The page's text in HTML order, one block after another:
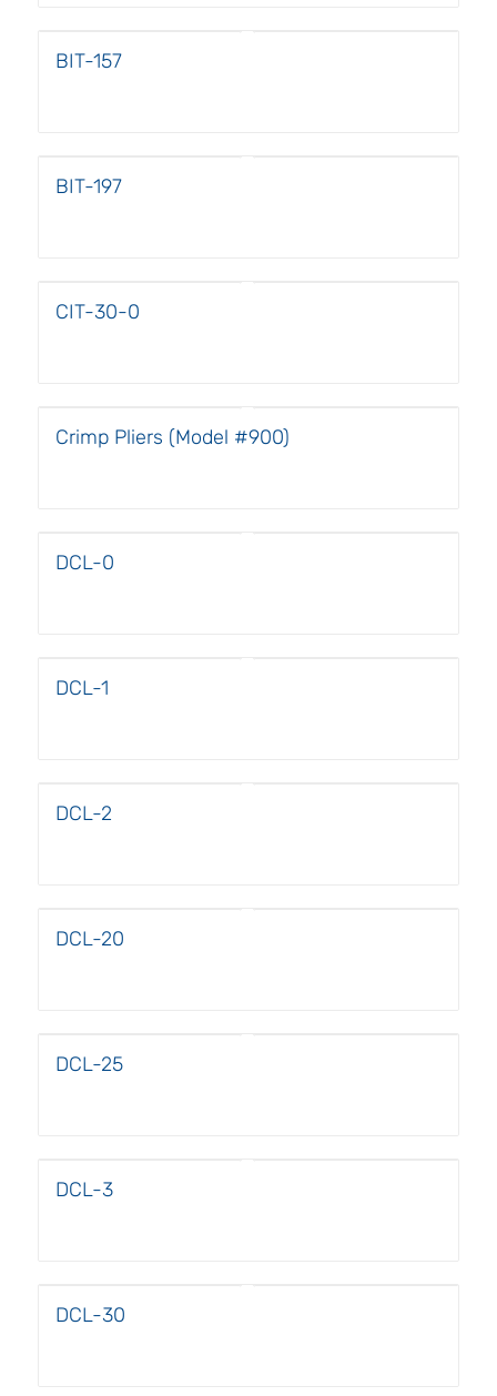
BIT-157
BIT-197
CIT-30-0
Crimp Pliers (Model #900)
DCL-0
DCL-1
DCL-2
DCL-20
DCL-25
DCL-3
DCL-30